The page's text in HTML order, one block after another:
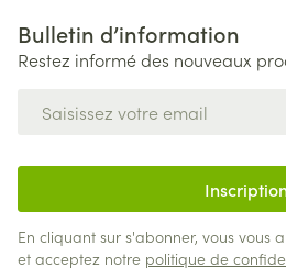
Bulletin d’information
Restez informé des nouveaux
En cliquant sur s'abonner, vous vous
et acceptez notre politique de